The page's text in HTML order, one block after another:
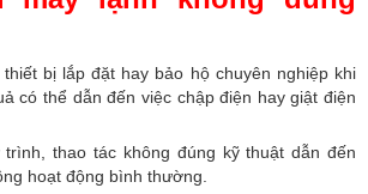
bị lắp đặt hay bảo hộ chuyên nghiệp khi
có thể dẫn đến việc chập điện hay giật điện
thao tác không đúng kỹ thuật dẫn đến
hoạt động bình thường.